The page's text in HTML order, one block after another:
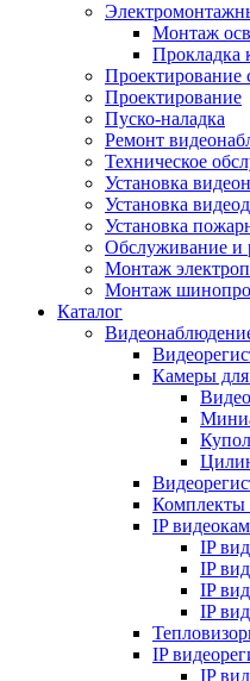
Монтаж
Прокладка
Проектирование
Проектирование
Пуско-наладка
Ремонт
Техническое
Установка
Установка
Установка
Обслуживание и
Монтаж
Монтаж
Каталог
Камеры
Комплекты
IP
IP
IP
IP
IP
IP
IP